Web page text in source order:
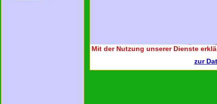
Mit der Nutzung unserer Dienste
zur